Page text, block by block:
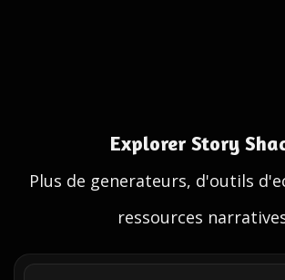
Explorer Story
Plus de generateurs, d'outils
ressources